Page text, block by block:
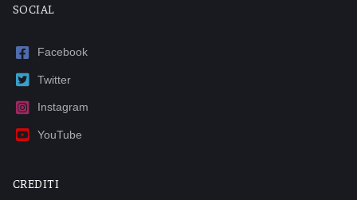
SOCIAL
Facebook
Twitter
Instagram
YouTube
CREDITI